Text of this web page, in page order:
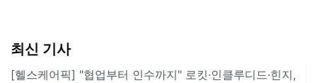
최신 기사
[헬스케어픽] "협업부터 인수까지" 로킷·인클루디드·힌지,